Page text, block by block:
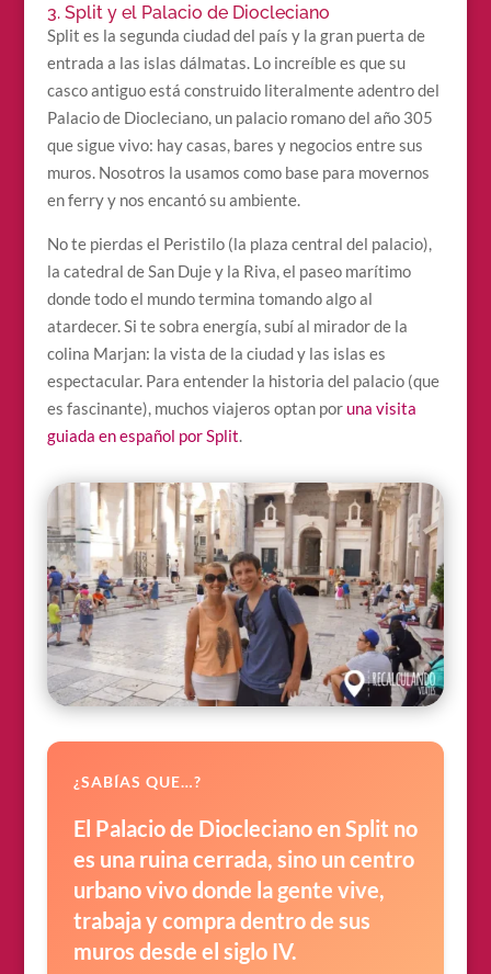
3. Split y el Palacio de Diocleciano
Split es la segunda ciudad del país y la gran puerta de
entrada a las islas dálmatas. Lo increíble es que su
casco antiguo está construido literalmente adentro del
Palacio de Diocleciano, un palacio romano del año 305
que sigue vivo: hay casas, bares y negocios entre sus
muros. Nosotros la usamos como base para movernos
en ferry y nos encantó su ambiente.
No te pierdas el Peristilo (la plaza central del palacio),
la catedral de San Duje y la Riva, el paseo marítimo
donde todo el mundo termina tomando algo al
atardecer. Si te sobra energía, subí al mirador de la
colina Marjan: la vista de la ciudad y las islas es
espectacular. Para entender la historia del palacio (que
es fascinante), muchos viajeros optan por una visita
guiada en español por Split.
¿SABÍAS QUE…?
El Palacio de Diocleciano en Split no
es una ruina cerrada, sino un centro
urbano vivo donde la gente vive,
trabaja y compra dentro de sus
muros desde el siglo IV.